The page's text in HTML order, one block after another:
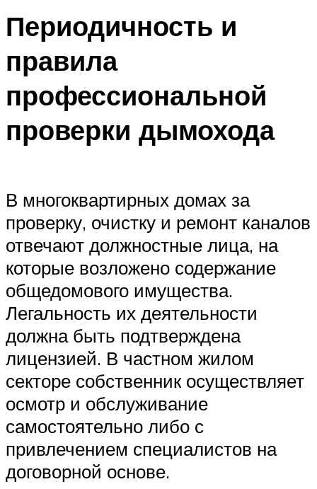
Периодичность и
правила
профессиональной
проверки дымохода
В многоквартирных домах за
проверку, очистку и ремонт каналов
отвечают должностные лица, на
которые возложено содержание
общедомового имущества.
Легальность их деятельности
должна быть подтверждена
лицензией. В частном жилом
секторе собственник осуществляет
осмотр и обслуживание
самостоятельно либо с
привлечением специалистов на
договорной основе.